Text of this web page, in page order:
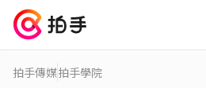
拍手傳媒拍手學院